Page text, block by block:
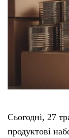
Сьогодні, 27
продуктові